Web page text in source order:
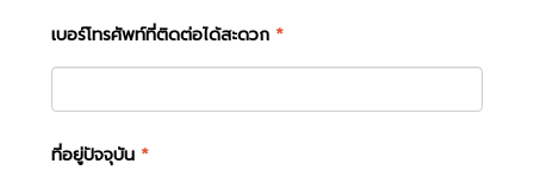
เบอร์โทรศัพท์ที่ติดต่อได้สะดวก *
ที่อยู่ปัจจุบัน *